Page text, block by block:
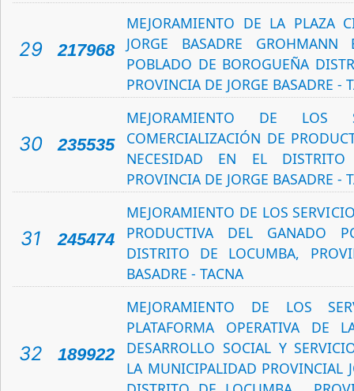
29 217968
MEJORAMIENTO DE LA PLAZA
JORGE BASADRE
POBLADO DE BOROGUEÑA
PROVINCIA DE JORGE BASADRE -
30 235535
MEJORAMIENTO DE LOS
COMERCIALIZACIÓN DE
NECESIDAD EN EL
PROVINCIA DE JORGE BASADRE -
31 245474
MEJORAMIENTO DE LOS
PRODUCTIVA DEL GANADO
DISTRITO DE LOCUMBA,
BASADRE - TACNA
32 189922
MEJORAMIENTO DE LOS
PLATAFORMA OPERATIVA DE
DESARROLLO SOCIAL Y
LA MUNICIPALIDAD PROVINCIAL